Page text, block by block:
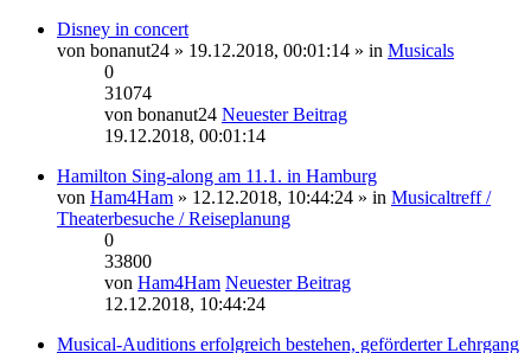
Disney in concert
von bonanut24 » 19.12.2018, 00:01:14 » in Musicals
0
31074
von bonanut24 Neuester Beitrag
19.12.2018, 00:01:14
Hamilton Sing-along am 11.1. in Hamburg
von Ham4Ham » 12.12.2018, 10:44:24 » in Musicaltreff /
Theaterbesuche / Reiseplanung
0
33800
von Ham4Ham Neuester Beitrag
12.12.2018, 10:44:24
Musical-Auditions erfolgreich bestehen, geförderter Lehrgang